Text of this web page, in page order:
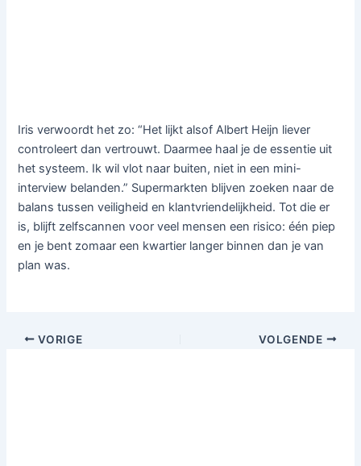
Iris verwoordt het zo: “Het lijkt alsof Albert Heijn liever
controleert dan vertrouwt. Daarmee haal je de essentie uit
het systeem. Ik wil vlot naar buiten, niet in een mini-
interview belanden.” Supermarkten blijven zoeken naar de
balans tussen veiligheid en klantvriendelijkheid. Tot die er
is, blijft zelfscannen voor veel mensen een risico: één piep
en je bent zomaar een kwartier langer binnen dan je van
plan was.
VORIGE VOLGENDE